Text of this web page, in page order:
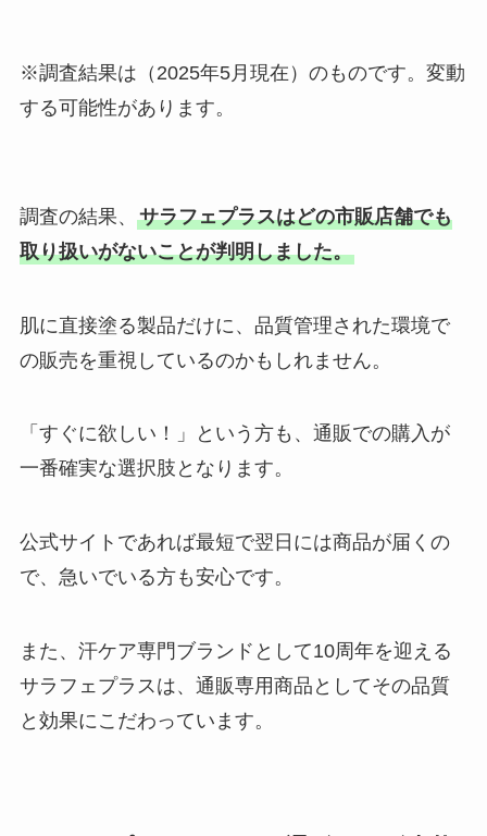
※調査結果は（2025年5月現在）のものです。変動
する可能性があります。
調査の結果、 サラフェプラスはどの市販店舗でも
取り扱いがないことが判明しました。
肌に直接塗る製品だけに、品質管理された環境で
の販売を重視しているのかもしれません。
「すぐに欲しい！」という方も、通販での購入が
一番確実な選択肢となります。
公式サイトであれば最短で翌日には商品が届くの
で、急いでいる方も安心です。
また、汗ケア専門ブランドとして10周年を迎える
サラフェプラスは、通販専用商品としてその品質
と効果にこだわっています。